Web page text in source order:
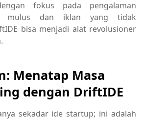
fokus pada pengalaman
mulus dan iklan yang tidak
bisa menjadi alat revolusioner
Menatap Masa
dengan DriftIDE
sekadar ide startup; ini adalah